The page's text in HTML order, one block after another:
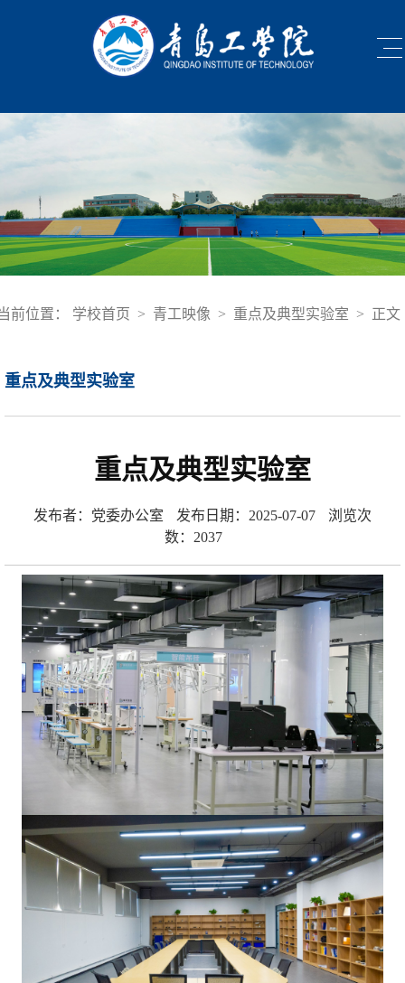
前位置： 学校首页 > 青工映像 > 重点及典型实验室 > 正文
重点及典型实验室
重点及典型实验室
发布者：党委办公室 发布日期：2025-07-07
浏览次
数： 2037